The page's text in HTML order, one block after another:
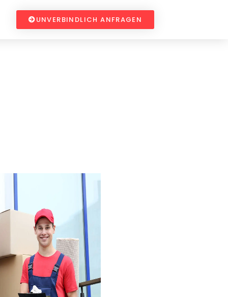
UNVERBINDLICH ANFRAGEN